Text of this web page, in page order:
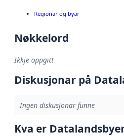
Regionar og byar
Nøkkelord
Ikkje oppgitt
Diskusjonar på
Ingen diskusjonar funne
Kva er